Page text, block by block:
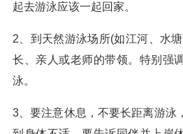
起去游泳应该一起回家。
2、到天然游泳场所(如江河、水
长、亲人或老师的带领。特别强
泳。
3、要注意休息，不要长距离游泳